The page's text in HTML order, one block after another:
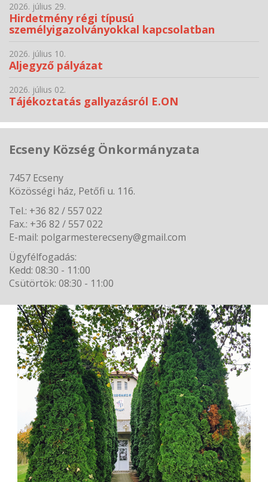
2026. július 29.
Hirdetmény régi típusú
személyigazolványokkal kapcsolatban
2026. július 10.
Aljegyző pályázat
2026. július 02.
Tájékoztatás gallyazásról E.ON
Ecseny Község Önkormányzata
7457 Ecseny
Közösségi ház, Petőfi u. 116.
Tel.: +36 82 / 557 022
Fax.: +36 82 / 557 022
E-mail: polgarmesterecseny@gmail.com
Ügyfélfogadás:
Kedd: 08:30 - 11:00
Csütörtök: 08:30 - 11:00